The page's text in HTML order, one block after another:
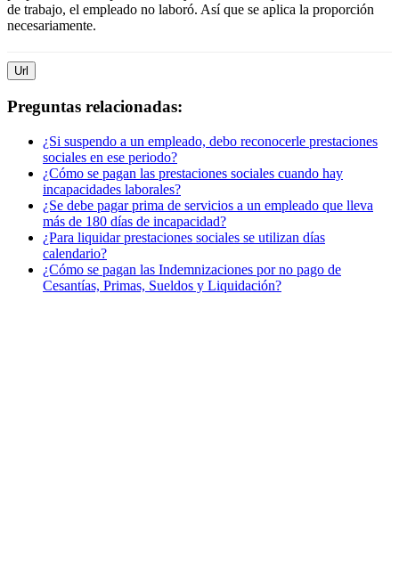
de trabajo, el empleado no laboró. Así que se aplica la proporción
necesariamente.
Url
Preguntas relacionadas:
¿Si suspendo a un empleado, debo reconocerle prestaciones
sociales en ese periodo?
¿Cómo se pagan las prestaciones sociales cuando hay
incapacidades laborales?
¿Se debe pagar prima de servicios a un empleado que lleva
más de 180 días de incapacidad?
¿Para liquidar prestaciones sociales se utilizan días
calendario?
¿Cómo se pagan las Indemnizaciones por no pago de
Cesantías, Primas, Sueldos y Liquidación?